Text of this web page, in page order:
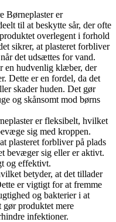
Børneplaster er
til at beskytte sår, der ofte
overlegent i forhold
sikrer, at plasteret forbliver
det udsættes for vand.
en hudvenlig klæber, der
Dette er en fordel, da det
skader huden. Det gør
og skånsomt mod børns
er fleksibelt, hvilket
sig med kroppen.
plasteret forbliver på plads
bevæger sig eller er aktivt.
og effektivt.
betyder, at det tillader
er vigtigt for at fremme
og bakterier i at
gør produktet mere
infektioner.